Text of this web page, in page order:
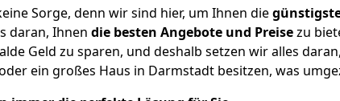
Sorge, denn wir sind hier, um Ihnen die
daran, Ihnen die besten Angebote und Preisezu
Geld zu sparen, und deshalb setzen wir alles
ein großes Haus in Darmstadt besitzen, was